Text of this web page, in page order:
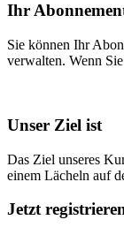
Ihr
Sie können Ihr
verwalten. Wenn
Unser Ziel ist
Das Ziel unseres
einem Lächeln auf
Jetzt